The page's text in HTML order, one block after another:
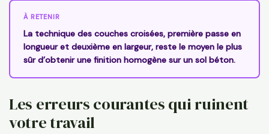
À RETENIR
La technique des couches croisées, première passe en
longueur et deuxième en largeur, reste le moyen le plus
sûr d’obtenir une finition homogène sur un sol béton.
Les erreurs courantes qui ruinent
votre travail